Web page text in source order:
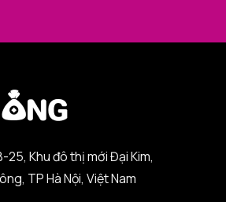
Khu đô thị mới Đại Kim,
TP Hà Nội, Việt Nam